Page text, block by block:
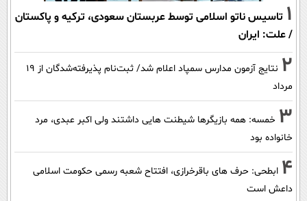
1 تاسیس ناتو اسلامی توسط عربستان سعودی، ترکیه و پاکستان
/ علت: ایران
2
نتایج آزمون مدارس سمپاد اعلام شد/ ثبت‌نام پذیرفته‌شدگان از ۱۹
مرداد
3 خمسه: همه بازیگرها شیطنت هایی داشتند ولی اکبر عبدی، مرد
خانواده بود
4 ابطحی: حرف های باقرخرازی، افتتاح شعبه رسمی حکومت اسلامی
داعش است